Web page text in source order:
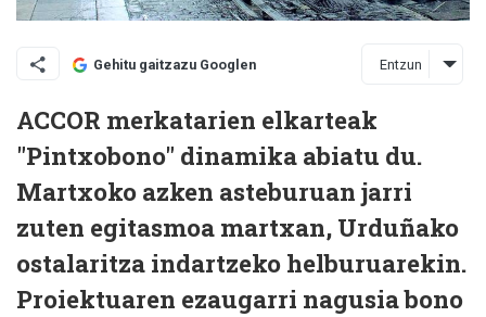
Gehitu gaitzazu Googlen Entzun
ACCOR merkatarien elkarteak
"Pintxobono" dinamika abiatu du.
Martxoko azken asteburuan jarri
zuten egitasmoa martxan, Urduñako
ostalaritza indartzeko helburuarekin.
Proiektuaren ezaugarri nagusia bono